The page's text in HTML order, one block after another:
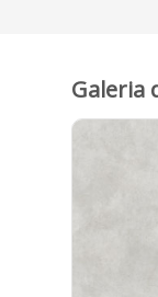
Galeria